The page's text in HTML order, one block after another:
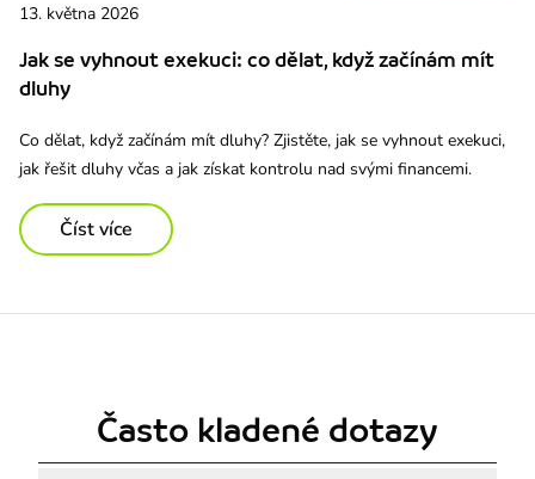
13. května 2026
Jak se vyhnout exekuci: co dělat, když začínám mít
dluhy
Co dělat, když začínám mít dluhy? Zjistěte, jak se vyhnout exekuci,
jak řešit dluhy včas a jak získat kontrolu nad svými financemi.
Číst více
Často kladené dotazy